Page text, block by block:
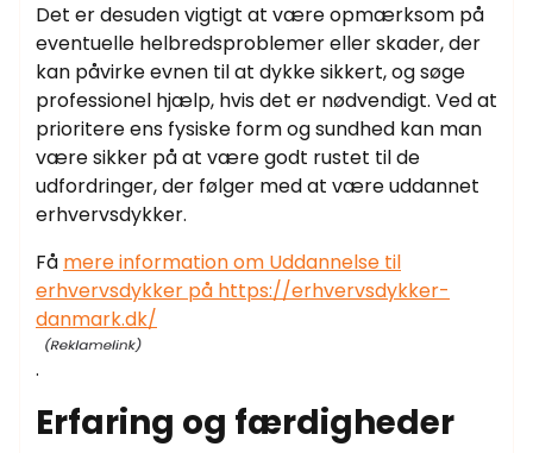
Det er desuden vigtigt at være opmærksom på
eventuelle helbredsproblemer eller skader, der
kan påvirke evnen til at dykke sikkert, og søge
professionel hjælp, hvis det er nødvendigt. Ved at
prioritere ens fysiske form og sundhed kan man
være sikker på at være godt rustet til de
udfordringer, der følger med at være uddannet
erhvervsdykker.
Få mere information om Uddannelse til
erhvervsdykker på https://erhvervsdykker-
danmark.dk/
.
Erfaring og færdigheder